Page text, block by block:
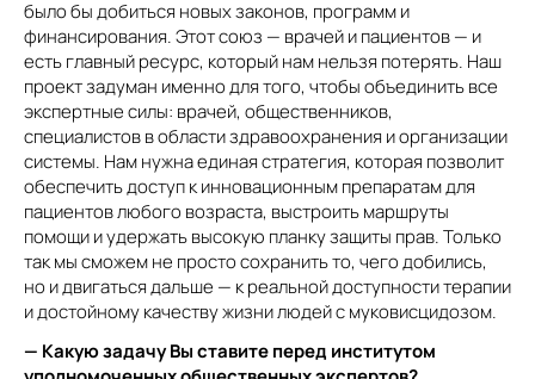
было бы добиться новых законов, программ и
финансирования. Этот союз — врачей и пациентов — и
есть главный ресурс, который нам нельзя потерять. Наш
проект задуман именно для того, чтобы объединить все
экспертные силы: врачей, общественников,
специалистов в области здравоохранения и организации
системы. Нам нужна единая стратегия, которая позволит
обеспечить доступ к инновационным препаратам для
пациентов любого возраста, выстроить маршруты
помощи и удержать высокую планку защиты прав. Только
так мы сможем не просто сохранить то, чего добились,
но и двигаться дальше — к реальной доступности терапии
и достойному качеству жизни людей с муковисцидозом.
— Какую задачу Вы ставите перед институтом